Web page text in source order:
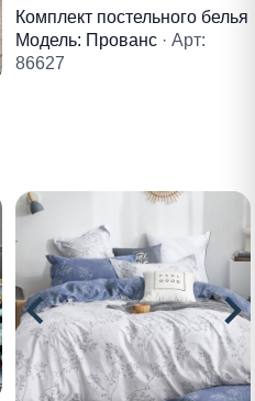
Комплект постельного белья
Модель: Прованс · Арт:
86627